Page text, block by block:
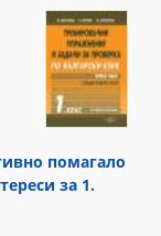
помагало
за 1.